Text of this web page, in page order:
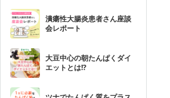
潰瘍性大腸炎患者さん座談
会レポート
大豆中心の朝たんぱくダイ
エットとは!?